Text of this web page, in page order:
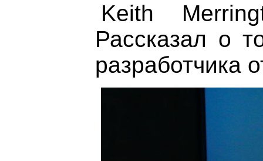
Keith
Рассказал о
разработчика